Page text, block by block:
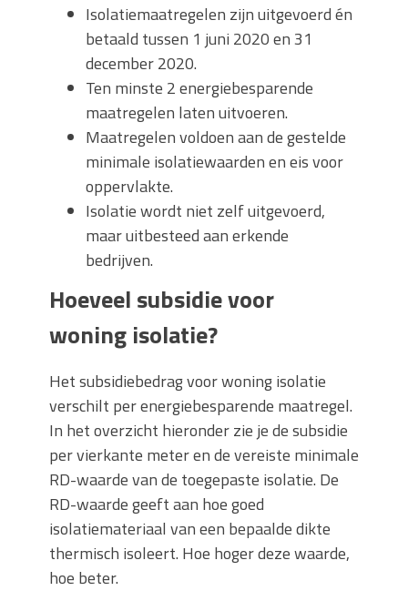
Isolatiemaatregelen zijn uitgevoerd én
betaald tussen 1 juni 2020 en 31
december 2020.
Ten minste 2 energiebesparende
maatregelen laten uitvoeren.
Maatregelen voldoen aan de gestelde
minimale isolatiewaarden en eis voor
oppervlakte.
Isolatie wordt niet zelf uitgevoerd,
maar uitbesteed aan erkende
bedrijven.
Hoeveel subsidie voor
woning isolatie?
Het subsidiebedrag voor woning isolatie
verschilt per energiebesparende maatregel.
In het overzicht hieronder zie je de subsidie
per vierkante meter en de vereiste minimale
RD-waarde van de toegepaste isolatie. De
RD-waarde geeft aan hoe goed
isolatiemateriaal van een bepaalde dikte
thermisch isoleert. Hoe hoger deze waarde,
hoe beter.